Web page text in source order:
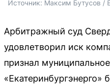
Источник: Максим Бутусов /
Арбитражный суд
удовлетворил иск
признал
«Екатеринбургэнерго»